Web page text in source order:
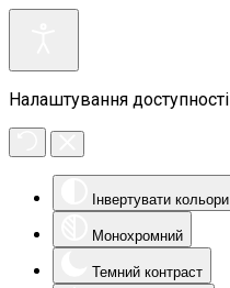
Налаштування доступності
Інвертувати кольори
Монохромний
Темний контраст